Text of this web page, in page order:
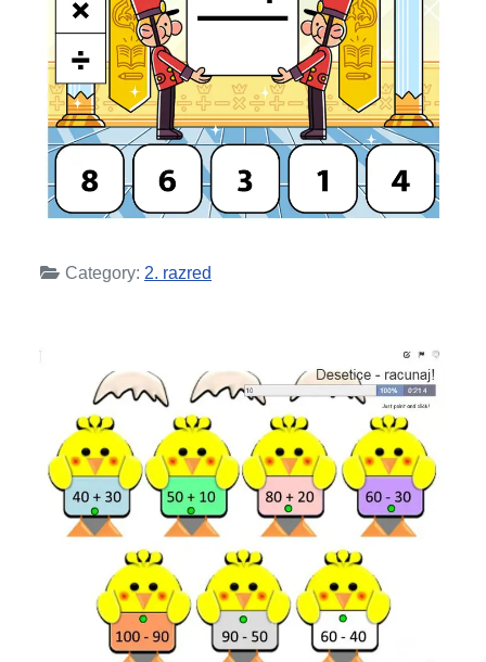
Category: 2. razred